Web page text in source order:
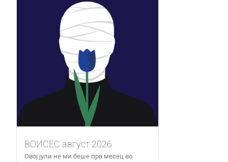
ВОИСЕС август 2026
Овој јули не ми беше прв месец во